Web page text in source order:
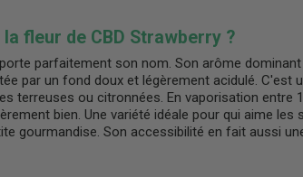
fleur de CBD Strawberry ?
porte parfaitement son nom. Son arôme
par un fond doux et légèrement acidulé. C'est
terreuses ou citronnées. En vaporisation entre
bien. Une variété idéale pour qui aime
gourmandise. Son accessibilité en fait aussi